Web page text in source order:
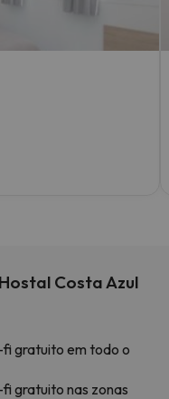
Costa Azul
gratuito em todo o
gratuito nas zonas